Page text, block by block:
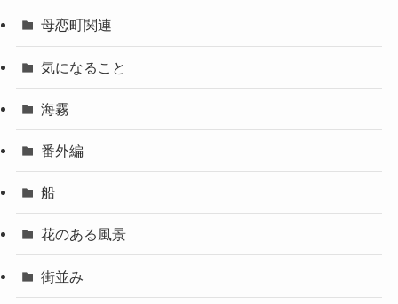
母恋町関連
気になること
海霧
番外編
船
花のある風景
街並み